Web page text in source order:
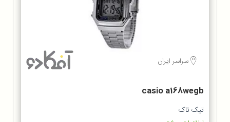
سراسر ایران
casio a168wegb
تیک تاک